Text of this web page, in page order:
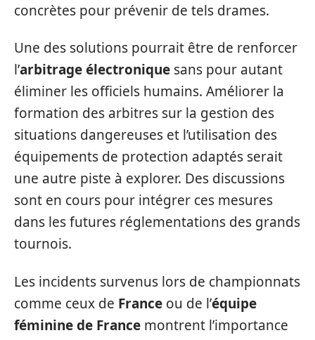
concrètes pour prévenir de tels drames.
Une des solutions pourrait être de renforcer
l’arbitrage électronique sans pour autant
éliminer les officiels humains. Améliorer la
formation des arbitres sur la gestion des
situations dangereuses et l’utilisation des
équipements de protection adaptés serait
une autre piste à explorer. Des discussions
sont en cours pour intégrer ces mesures
dans les futures réglementations des grands
tournois.
Les incidents survenus lors de championnats
comme ceux de France ou de l’équipe
féminine de France montrent l’importance